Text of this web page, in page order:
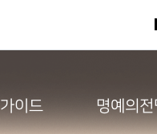
가이드 명예의